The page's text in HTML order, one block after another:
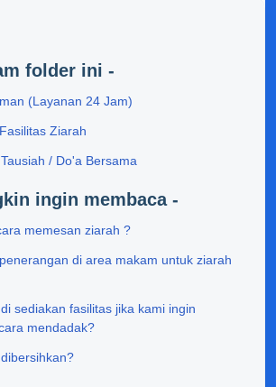
folder ini -
(Layanan 24 Jam)
Ziarah
/ Do'a Bersama
ingin membaca -
memesan ziarah ?
di area makam untuk ziarah
sediakan fasilitas jika kami ingin
mendadak?